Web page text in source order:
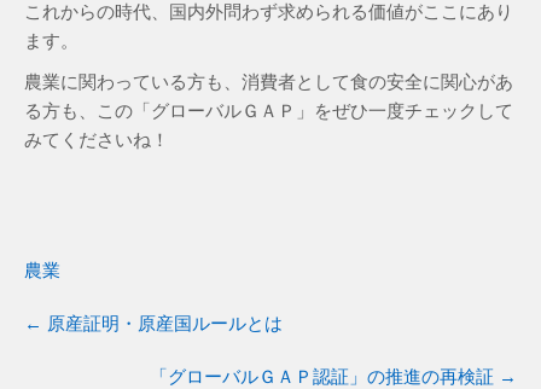
これからの時代、国内外問わず求められる価値がここにあり
ます。
農業に関わっている方も、消費者として食の安全に関心があ
る方も、この「グローバルＧＡＰ」をぜひ一度チェックして
みてくださいね！
農業
← 原産証明・原産国ルールとは
「グローバルＧＡＰ認証」の推進の再検証 →